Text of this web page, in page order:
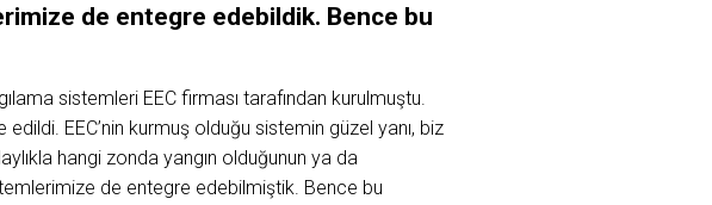
de entegre edebildik. Bence bu
sistemleri EEC firması tarafından kurulmuştu.
EEC’nin kurmuş olduğu sistemin güzel yanı, biz
hangi zonda yangın olduğunun ya da
de entegre edebilmiştik. Bence bu